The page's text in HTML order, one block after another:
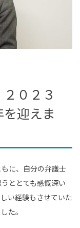
０２３
迎えま
に、自分の弁護士
ととても感慨深い
い経験もさせていた
た。